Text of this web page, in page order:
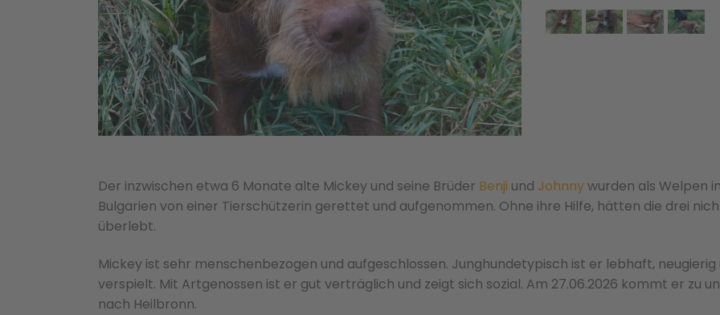
Der inzwischen etwa 6 Monate alte Mickey und seine Brüder Benji und Johnnywurden als Welpen
Bulgarien von einer Tierschützerin gerettet und aufgenommen. Ohne ihre Hilfe, hätten die drei
überlebt.
Mickey ist sehr menschenbezogen und aufgeschlossen. Junghundetypisch ist er lebhaft, neugierig
verspielt. Mit Artgenossen ist er gut verträglich und zeigt sich sozial. Am 27.06.2026 kommt er zu
nach Heilbronn.